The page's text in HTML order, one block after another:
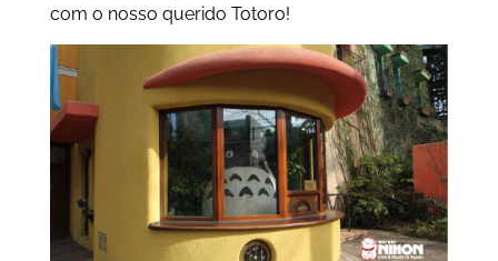
com o nosso querido Totoro!